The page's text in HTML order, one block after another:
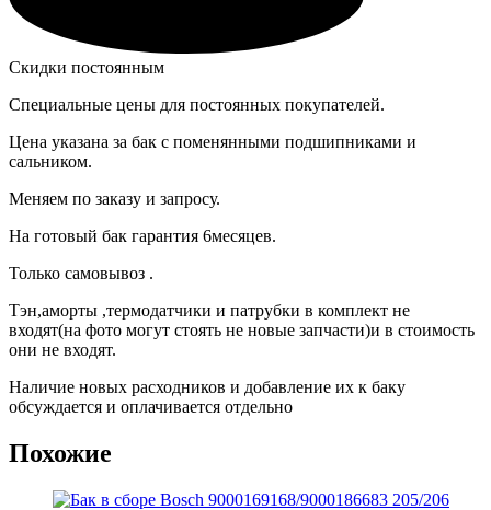
Скидки постоянным
Специальные цены для постоянных покупателей.
Цена указана за бак с поменянными подшипниками и
сальником.
Меняем по заказу и запросу.
На готовый бак гарантия 6месяцев.
Только самовывоз .
Тэн,аморты ,термодатчики и патрубки в комплект не
входят(на фото могут стоять не новые запчасти)и в стоимость
они не входят.
Наличие новых расходников и добавление их к баку
обсуждается и оплачивается отдельно
Похожие